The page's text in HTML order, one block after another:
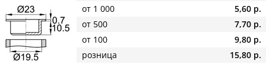
от 1 000
5,60 р.
от 500
7,70 р.
от 100
9,80 р.
розница
15,80 р.